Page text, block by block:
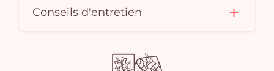
Conseils d'entretien